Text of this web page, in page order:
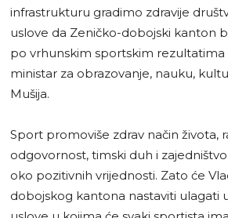
infrastrukturu gradimo zdravije
uslove da Zeničko-dobojski kanton
po vrhunskim sportskim rezultatima
ministar za obrazovanje, nauku,
Mušija.
Sport promoviše zdrav način života,
odgovornost, timski duh i
oko pozitivnih vrijednosti. Zato će
dobojskog kantona nastaviti ulagati